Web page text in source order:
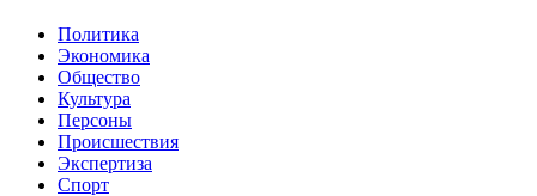
Политика
Экономика
Общество
Культура
Персоны
Происшествия
Экспертиза
Спорт